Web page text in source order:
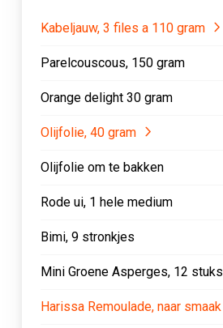
Kabeljauw, 3 files a 110 gram
Parelcouscous, 150 gram
Orange delight 30 gram
Olijfolie, 40 gram
Olijfolie om te bakken
Rode ui, 1 hele medium
Bimi, 9 stronkjes
Mini Groene Asperges, 12 stuks
Harissa Remoulade, naar smaak